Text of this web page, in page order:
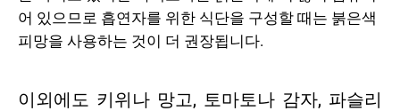
어 있으므로 흡연자를 위한 식단을 구성할 때는 붉은색
피망을 사용하는 것이 더 권장됩니다.
이외에도 키위나 망고, 토마토나 감자, 파슬리